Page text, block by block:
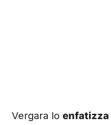
Vergara lo enfatizza